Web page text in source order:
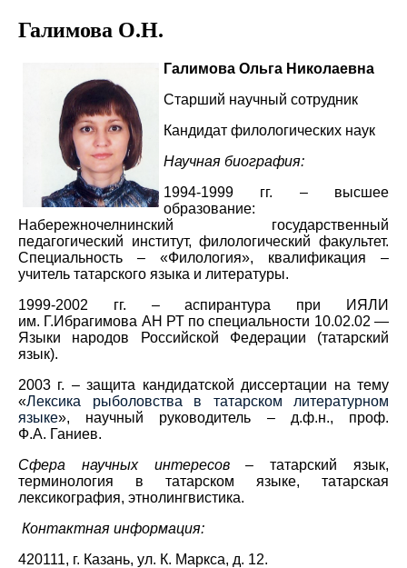
Галимова О.Н.
Галимова Ольга Николаевна
Старший научный сотрудник
Кандидат филологических наук
Научная биография:
1994-1999 гг. – высшее
образование:
Набережночелнинский государственный
педагогический институт, филологический факультет.
Специальность – «Филология», квалификация –
учитель татарского языка и литературы.
1999-2002 гг. – аспирантура при ИЯЛИ
им. Г.Ибрагимова АН РТ по специальности 10.02.02 —
Языки народов Российской Федерации (татарский
язык).
2003 г. – защита кандидатской диссертации на тему
«Лексика рыболовства в татарском литературном
языке», научный руководитель – д.ф.н., проф.
Ф.А. Ганиев.
Сфера научных интересов
–татарский язык,
терминология в татарском языке, татарская
лексикография, этнолингвистика.
Контактная информация:
420111, г. Казань, ул. К. Маркса, д. 12.